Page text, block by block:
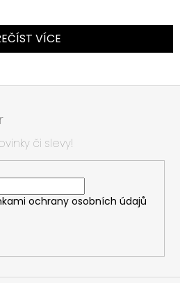
VÍCE
či slevy!
ochrany osobních údajů